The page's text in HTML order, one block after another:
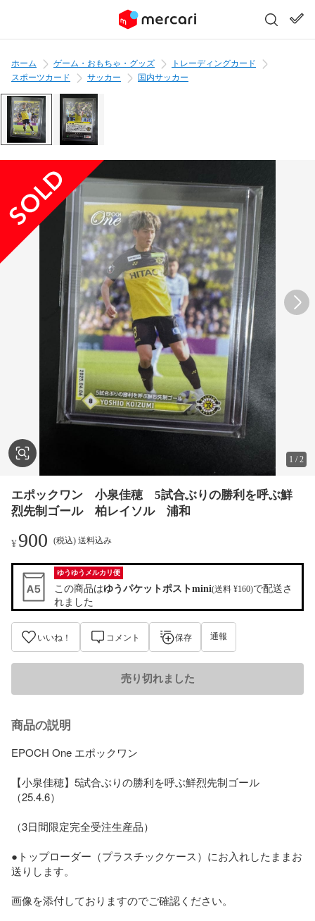
ホーム ゲーム・おもちゃ・グッズ
トレーディングカード
スポーツカード
サッカー 国内サッカー
1 /2
エポックワン 小泉佳穂 5試合ぶりの勝利を呼ぶ鮮
烈先制ゴール 柏レイソル 浦和
¥900 (税込) 送料込み
ゆうゆうメルカリ便
この商品はゆうパケットポストmini(送料 ¥160)で配送さ
れました
いいね！ コメント 保存 通報
売り切れました
商品の説明
EPOCH One エポックワン
【小泉佳穂】5試合ぶりの勝利を呼ぶ鮮烈先制ゴール
（25.4.6）
（3日間限定完全受注生産品）
●トップローダー（プラスチックケース）にお入れしたままお
送りします。
画像を添付しておりますのでご確認ください。